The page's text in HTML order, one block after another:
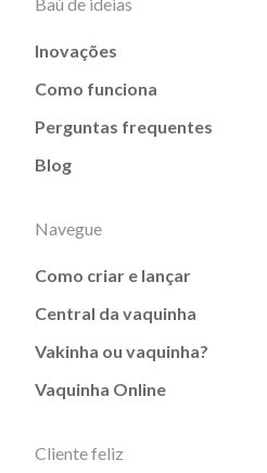
Inovações
Como funciona
Perguntas frequentes
Blog
Navegue
Como criar e lançar
Central da vaquinha
Vakinha ou vaquinha?
Vaquinha Online
Cliente feliz